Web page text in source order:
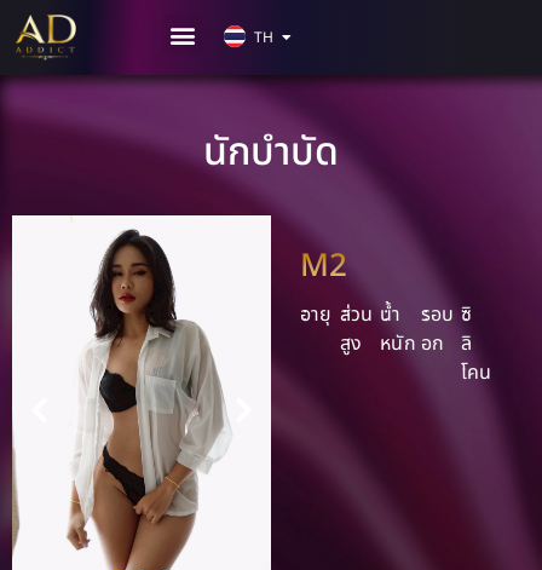
TH
CN
นักบำบัด
M2
อายุ ส่วน
สูง
น้ำ
หนัก
รอบ
อก
ซิ
ลิ
โคน